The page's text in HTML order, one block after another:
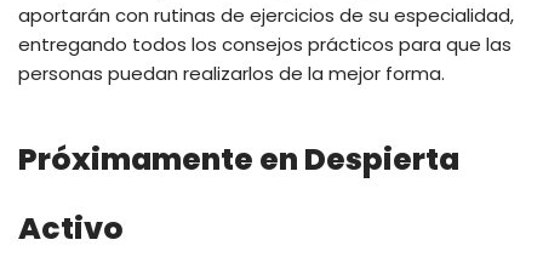
aportarán con rutinas de ejercicios de su especialidad,
entregando todos los consejos prácticos para que las
personas puedan realizarlos de la mejor forma.
Próximamente en Despierta
Activo